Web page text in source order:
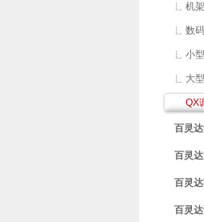
机
数
小
大
QX
百灵
百灵
百灵
百灵